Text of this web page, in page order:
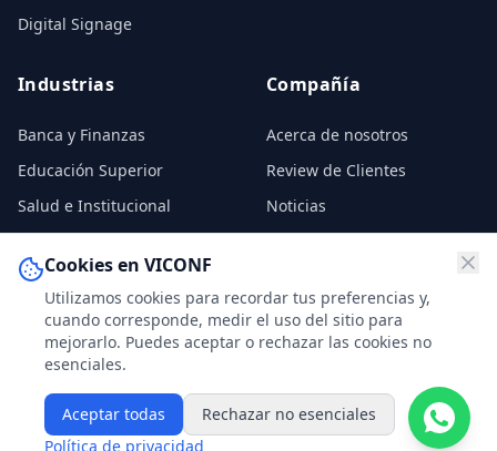
Digital Signage
Industrias
Banca y Finanzas
Educación Superior
Salud e Institucional
Gobierno
Real Estate Comercial
Compañía
Acerca de nosotros
Review de Clientes
Noticias
Contratos
VICONF Solutions. Todos los derechos reservados.
Políticas de Privacidad
Términos de Uso Declaración de Cookies
Cookies en VICONF
Utilizamos cookies para recordar tus preferencias y,
cuando corresponde, medir el uso del sitio para
mejorarlo. Puedes aceptar o rechazar las cookies no
esenciales.
Aceptar todas
Rechazar no esenciales
Política de privacidad